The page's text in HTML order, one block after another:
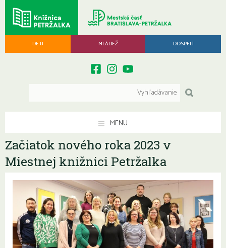
DETI MLÁDEŽ DOSPELÍ
MENU
Začiatok nového roka 2023 v
Miestnej knižnici Petržalka